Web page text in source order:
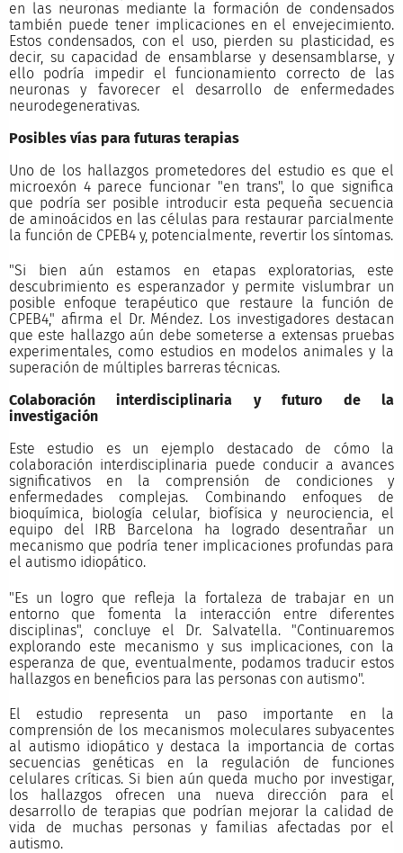
en las neuronas mediante la formación de condensados
también puede tener implicaciones en el envejecimiento.
Estos condensados, con el uso, pierden su plasticidad, es
decir, su capacidad de ensamblarse y desensamblarse, y
ello podría impedir el funcionamiento correcto de las
neuronas y favorecer el desarrollo de enfermedades
neurodegenerativas.
Posibles vías para futuras terapias
Uno de los hallazgos prometedores del estudio es que el
microexón 4 parece funcionar "en trans", lo que significa
que podría ser posible introducir esta pequeña secuencia
de aminoácidos en las células para restaurar parcialmente
la función de CPEB4 y, potencialmente, revertir los síntomas.
"Si bien aún estamos en etapas exploratorias, este
descubrimiento es esperanzador y permite vislumbrar un
posible enfoque terapéutico que restaure la función de
CPEB4," afirma el Dr. Méndez. Los investigadores destacan
que este hallazgo aún debe someterse a extensas pruebas
experimentales, como estudios en modelos animales y la
superación de múltiples barreras técnicas.
Colaboración interdisciplinaria y futuro de la
investigación
Este estudio es un ejemplo destacado de cómo la
colaboración interdisciplinaria puede conducir a avances
significativos en la comprensión de condiciones y
enfermedades complejas. Combinando enfoques de
bioquímica, biología celular, biofísica y neurociencia, el
equipo del IRB Barcelona ha logrado desentrañar un
mecanismo que podría tener implicaciones profundas para
el autismo idiopático.
"Es un logro que refleja la fortaleza de trabajar en un
entorno que fomenta la interacción entre diferentes
disciplinas", concluye el Dr. Salvatella. "Continuaremos
explorando este mecanismo y sus implicaciones, con la
esperanza de que, eventualmente, podamos traducir estos
hallazgos en beneficios para las personas con autismo".
El estudio representa un paso importante en la
comprensión de los mecanismos moleculares subyacentes
al autismo idiopático y destaca la importancia de cortas
secuencias genéticas en la regulación de funciones
celulares críticas. Si bien aún queda mucho por investigar,
los hallazgos ofrecen una nueva dirección para el
desarrollo de terapias que podrían mejorar la calidad de
vida de muchas personas y familias afectadas por el
autismo.